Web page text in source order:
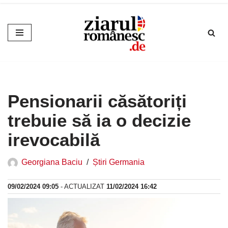
Sari
la
Pensionarii căsătoriți
trebuie să ia o decizie
irevocabilă
Georgiana Baciu Știri Germania
09/02/2024 09:05 - ACTUALIZAT 11/02/2024 16:42